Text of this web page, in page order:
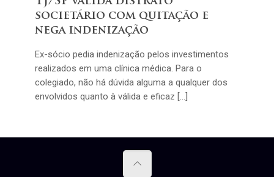
societário com quitação e
nega indenização
Ex-sócio pedia indenização pelos investimentos
realizados em uma clínica médica. Para o
colegiado, não há dúvida alguma a qualquer dos
envolvidos quanto à válida e eficaz […]